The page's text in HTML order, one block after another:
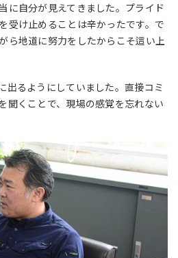
に自分が見えてきました。プライド
受け止めることは辛かったです。で
ら地道に努力をしたからこそ這い上
出るようにしていました。直接コミ
聞くことで、現場の感覚を忘れない